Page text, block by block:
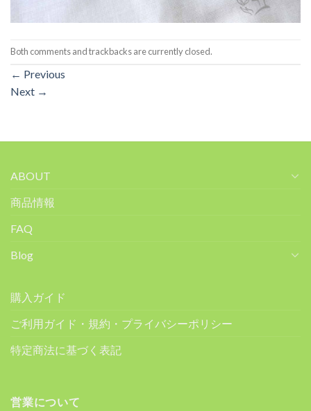
Both comments and trackbacks are currently closed.
← Previous
Next →
ABOUT
商品情報
FAQ
Blog
購入ガイド
ご利用ガイド・規約・プライバシーポリシー
特定商法に基づく表記
営業について